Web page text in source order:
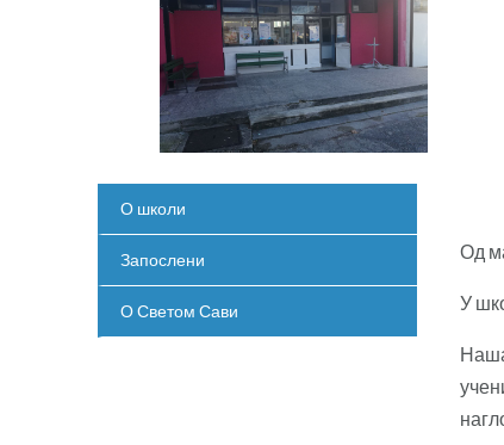
О школи
Запослени
О Светом Сави
Од
У